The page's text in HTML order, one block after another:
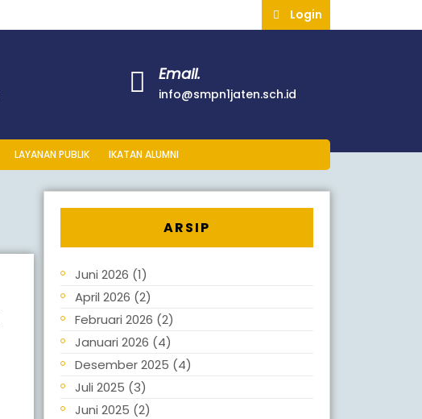
Login
Email.
info@smpn1jaten.sch.id
LAYANAN PUBLIK IKATAN ALUMNI
ARSIP
Juni 2026 (1)
April 2026 (2)
Februari 2026 (2)
Januari 2026 (4)
Desember 2025 (4)
Juli 2025 (3)
Juni 2025 (2)